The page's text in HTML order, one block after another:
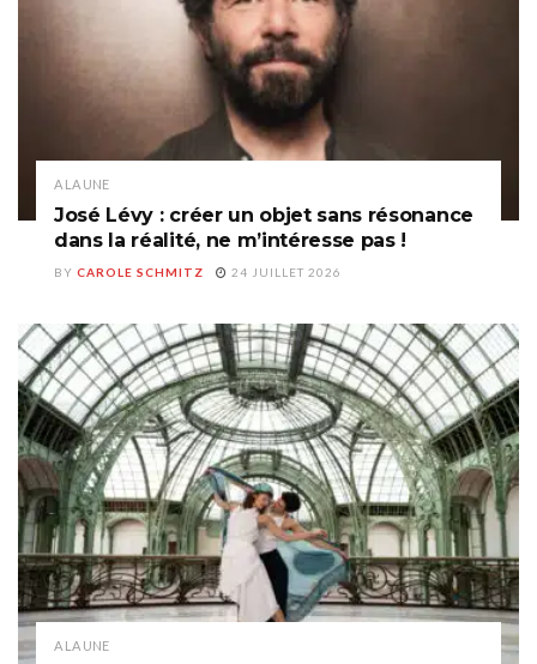
A LA UNE
José Lévy : créer un objet sans résonance
dans la réalité, ne m’intéresse pas !
BY CAROLE SCHMITZ 24 JUILLET 2026
A LA UNE